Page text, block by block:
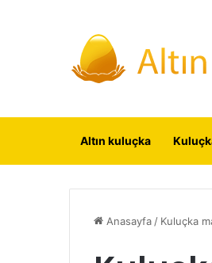
Altın kuluçka
Anasayfa / Kuluçka